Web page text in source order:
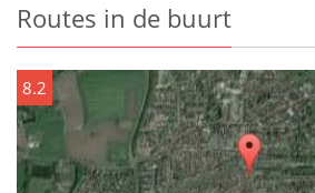
Routes in de buurt
8.2